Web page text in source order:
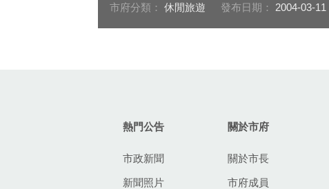
市府分類： 休閒旅遊 發布日期： 2004-03-11
熱門公告
市政新聞
新聞照片
關於市府
關於市長
市府成員